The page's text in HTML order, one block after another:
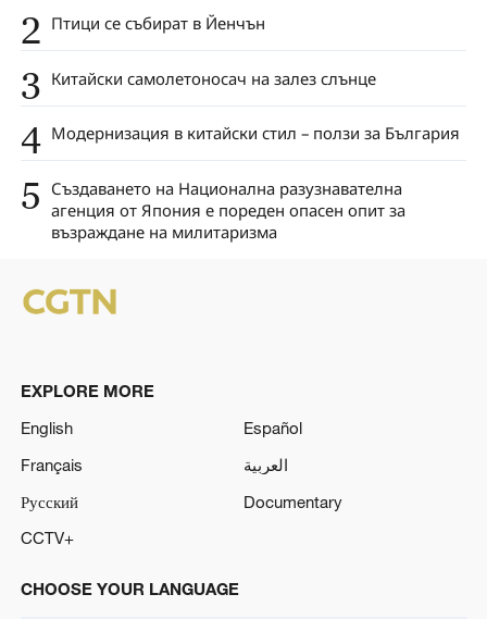
2 Птици се събират в Йенчън
3 Китайски самолетоносач на залез слънце
4 Модернизация в китайски стил – ползи за България
5 Създаването на Национална разузнавателна
агенция от Япония е пореден опасен опит за
възраждане на милитаризма
EXPLORE MORE
English
Español
Français
العربية
Русский
Documentary
CCTV+
CHOOSE YOUR LANGUAGE